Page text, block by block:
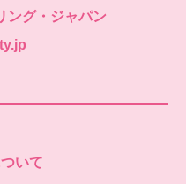
ング・ジャパン
いて